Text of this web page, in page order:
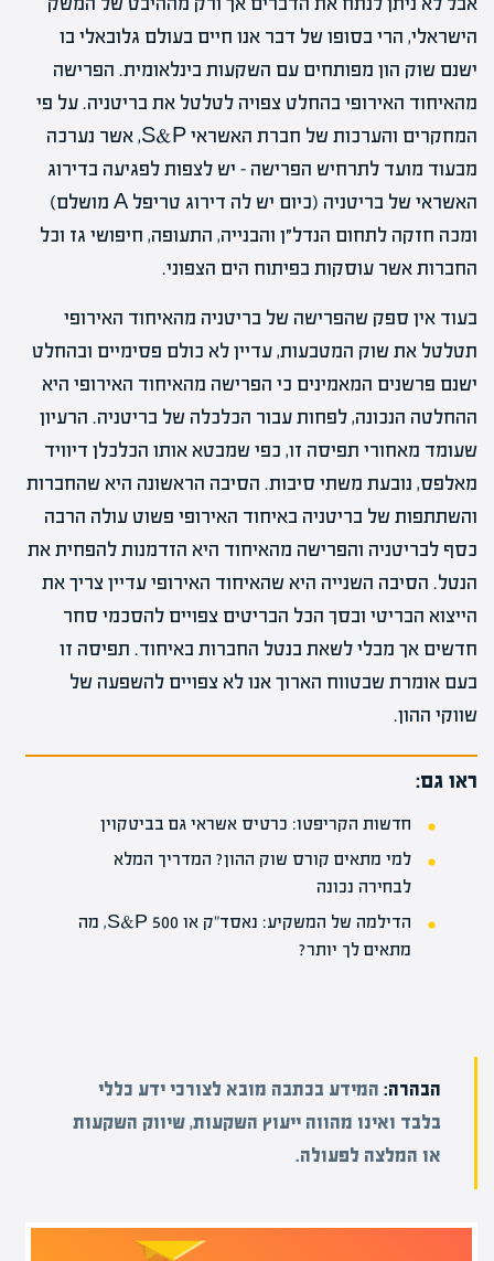
הישראלי, הרי בסופו של דבר אנו חיים בעולם גלובאלי בו
ישנם שוק הון מפותחים עם השקעות בינלאומית. הפרישה
מהאיחוד האירופי בהחלט צפויה לטלטל את בריטניה. על פי
המחקרים והערכות של חברת האשראי S&P, אשר נערכה
מבעוד מועד לתרחיש הפרישה – יש לצפות לפגיעה בדירוג
האשראי של בריטניה (כיום יש לה דירוג טריפל A מושלם)
ומכה חזקה לתחום הנדל״ן והבנייה, התעופה, חיפושי גז וכל
החברות אשר עוסקות בפיתוח הים הצפוני.
בעוד אין ספק שהפרישה של בריטניה מהאיחוד האירופי
תטלטל את שוק המטבעות, עדיין לא כולם פסימיים ובהחלט
ישנם פרשנים המאמינים כי הפרישה מהאיחוד האירופי היא
ההחלטה הנכונה, לפחות עבור הכלכלה של בריטניה. הרעיון
שעומד מאחורי תפיסה זו, כפי שמבטא אותו הכלכלן דיוויד
מאלפס, נובעת משתי סיבות. הסיבה הראשונה היא שהחברות
והשתתפות של בריטניה באיחוד האירופי פשוט עולה הרבה
כסף לבריטניה והפרישה מהאיחוד היא הזדמנות להפחית את
הנטל. הסיבה השנייה היא שהאיחוד האירופי עדיין צריך את
הייצוא הבריטי ובסך הכל הבריטים צפויים להסכמי סחר
חדשים אך מבלי לשאת בנטל החברות באיחוד. תפיסה זו
בעם אומרת שבטווח הארוך אנו לא צפויים להשפעה של
שווקי ההון.
ראו גם:
חדשות הקריפטו: כרטיס אשראי גם בביטקוין
למי מתאים קורס שוק ההון? המדריך המלא
לבחירה נכונה
הדילמה של המשקיע: נאסד"ק או S&P 500, מה
מתאים לך יותר?
הבהרה: המידע בכתבה מובא לצורכי ידע כללי
בלבד ואינו מהווה ייעוץ השקעות, שיווק השקעות
או המלצה לפעולה.